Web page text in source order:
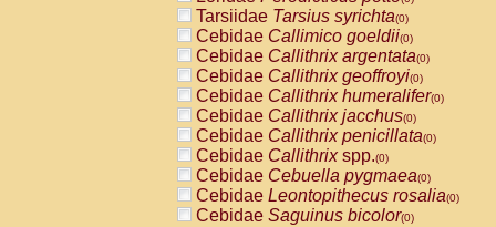
PitheciidaeCallicebus donacophilus
PitheciidaeCallicebus moloch
PitheciidaeCallicebus torquatus
PitheciidaeCallicebusspp.(0)
PitheciidaeChiropotes satanas(0)
PitheciidaePithecia monachus
PitheciidaePithecia pithecia(0)
CercopithecidaeCercocebus agilis
CercopithecidaeCercocebus
CercopithecidaeCercocebus
CercopithecidaeCercocebus
Tarsiidae Tarsius syrichta(0)
Cebidae Callimico goeldii(0)
Cebidae Callithrix argentata(0)
Cebidae Callithrix geoffroyi(0)
Cebidae Callithrix humeralifer(0)
Cebidae Callithrix jacchus(0)
Cebidae Callithrix penicillata(0)
Cebidae Callithrixspp.(0)
Cebidae Cebuella pygmaea(0)
Cebidae Leontopithecus rosalia(0)
Cebidae Saguinus bicolor(0)